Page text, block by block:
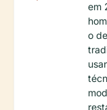
em
o